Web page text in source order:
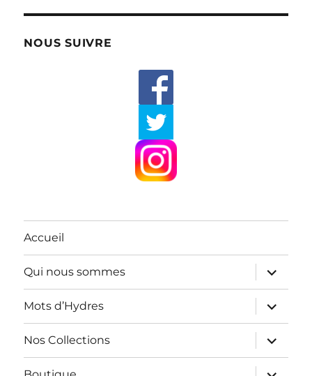
NOUS SUIVRE
Accueil
Qui nous sommes
ouvrir
le
sous-
menu
Mots d’Hydres
ouvrir
le
sous-
menu
Nos Collections
ouvrir
le
sous-
menu
ouvrir